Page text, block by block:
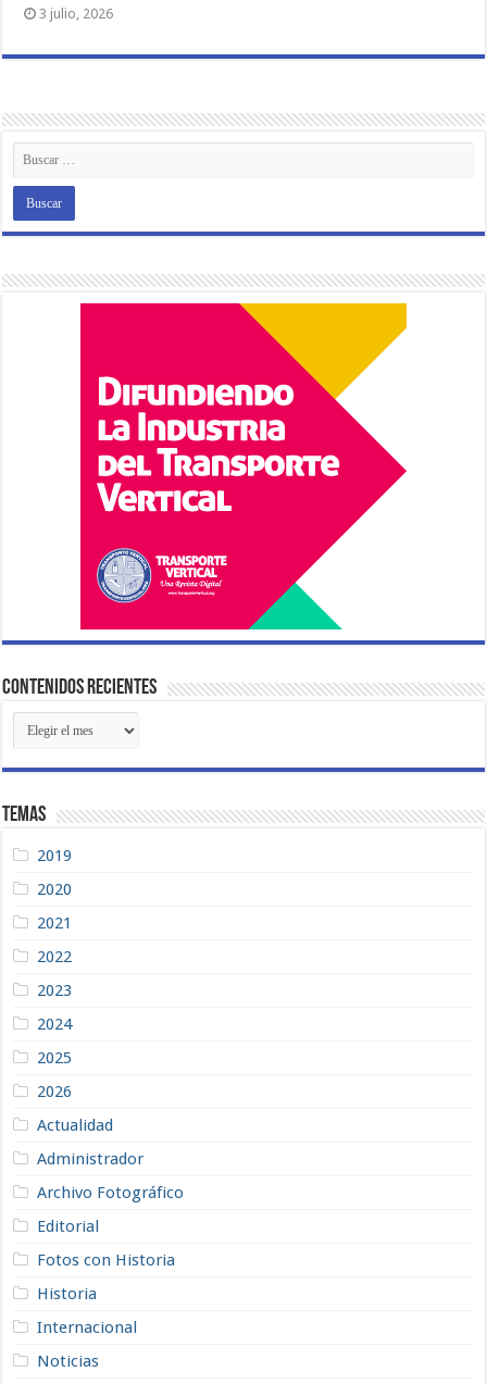
3 julio, 2026
Contenidos Recientes
Contenidos
Recientes
Temas
2019
2020
2021
2022
2023
2024
2025
2026
Actualidad
Administrador
Archivo Fotográfico
Editorial
Fotos con Historia
Historia
Internacional
Noticias